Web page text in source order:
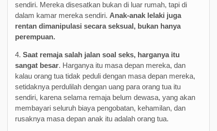
sendiri. Mereka disesatkan bukan di luar rumah, tapi di
dalam kamar mereka sendiri. Anak-anak lelaki juga
rentan dimanipulasi secara seksual, bukan hanya
perempuan.
4. Saat remaja salah jalan soal seks, harganya itu
sangat besar. Harganya itu masa depan mereka, dan
kalau orang tua tidak peduli dengan masa depan mereka,
setidaknya perdulilah dengan uang para orang tua itu
sendiri, karena selama remaja belum dewasa, yang akan
membayari seluruh biaya pengobatan, kehamilan, dan
rusaknya masa depan anak itu adalah orang tua.